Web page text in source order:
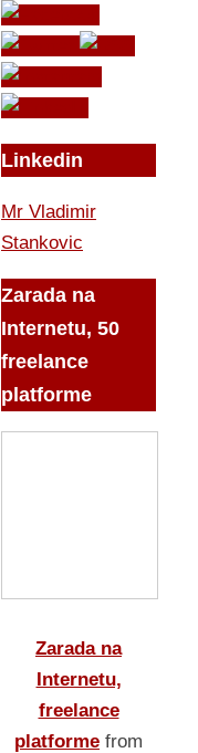
Linkedin
Mr Vladimir
Stankovic
Zarada na
Internetu, 50
freelance
platforme
Zarada na
Internetu,
freelance
platforme from